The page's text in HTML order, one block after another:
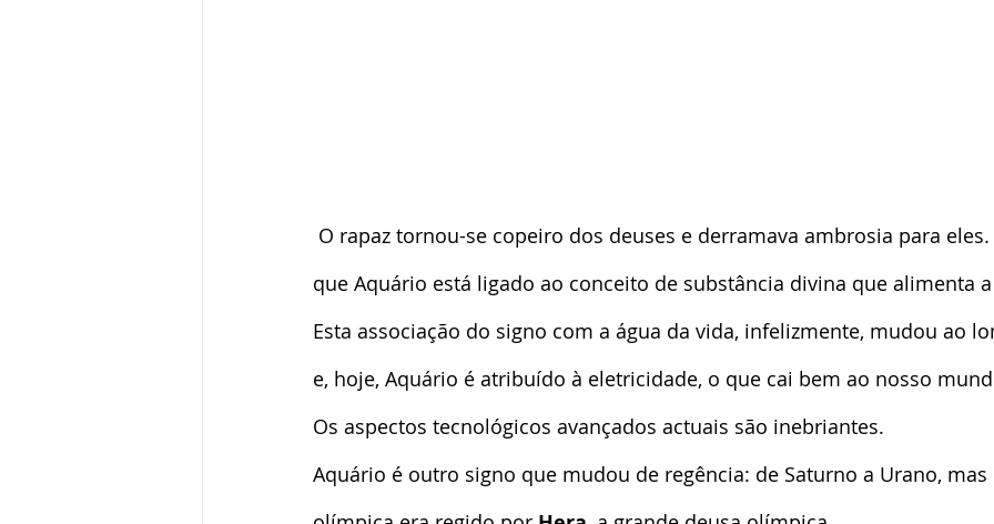
que Aquário está ligado ao conceito de substância divina que alimenta
Esta associação do signo com a água da vida, infelizmente, mudou ao
e, hoje, Aquário é atribuído à eletricidade, o que cai bem ao nosso
Os aspectos tecnológicos avançados actuais são inebriantes.
Aquário é outro signo que mudou de regência: de Saturno a Urano,